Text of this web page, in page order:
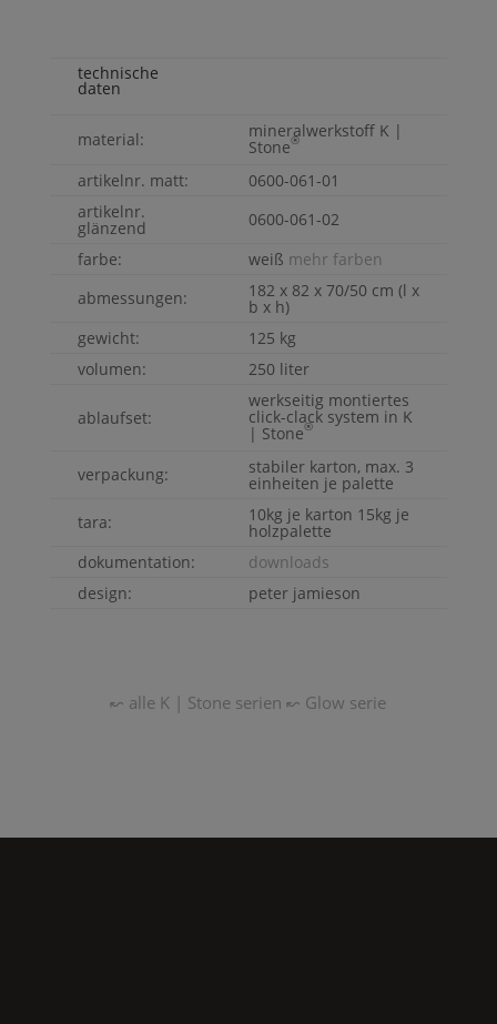
technische
daten
material: mineralwerkstoff K |
Stone®
artikelnr. matt:
0600-061-01
artikelnr.
glänzend
0600-061-02
farbe:
weiß mehr farben
abmessungen:
182 x 82 x 70/50 cm (l x
b x h)
gewicht:
125 kg
volumen:
250 liter
ablaufset:
werkseitig montiertes
click-clack system in K
| Stone®
verpackung: stabiler karton, max. 3
einheiten je palette
tara:
10kg je karton 15kg je
holzpalette
dokumentation:
downloads
design:
peter jamieson
↜ alle K | Stone serien ↜ Glow serie